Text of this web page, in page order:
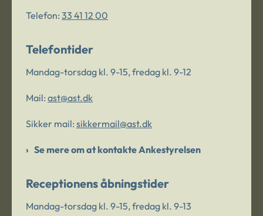
Telefon: 33 41 12 00
Telefontider
Mandag-torsdag kl. 9-15, fredag kl. 9-12
Mail: ast@ast.dk
Sikker mail: sikkermail@ast.dk
Se mere om at kontakte Ankestyrelsen
Receptionens åbningstider
Mandag-torsdag kl. 9-15, fredag kl. 9-13